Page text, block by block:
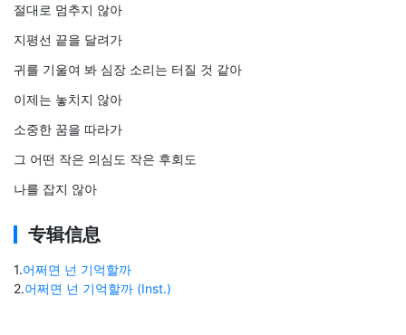
절대로 멈추지 않아
지평선 끝을 달려가
귀를 기울여 봐 심장 소리는 터질 것 같아
이제는 놓치지 않아
소중한 꿈을 따라가
그 어떤 작은 의심도 작은 후회도
나를 잡지 않아
专辑信息
1.어쩌면 넌 기억할까
2.어쩌면 넌 기억할까 (Inst.)